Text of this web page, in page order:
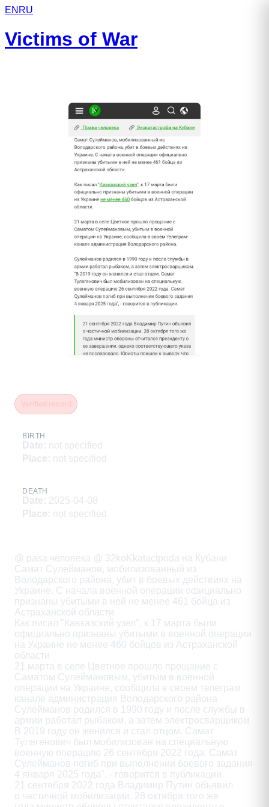
EN RU
Victims of War
BIRTH
Date: not specified
Place: not specified
DEATH
Date: 2025-04-08
Place: not specified
@ pasa человека @ 32koKkatactpoda на Кубани
Самат Сулейманов, мобилизованный из
Володарского района, убит в боевых действиях на
Украине. С начала военной операции официально
признаны убитыми в ней не менее 461 бойца из
Астраханской области
Как писал "Кавказский узел", к 17 марта были
официально признаны убитыми в военной операции
на Украине не менее 460 бойцов из Астраханской
области
21 марта в селе Цветное прошло прощание с
Саматом Сулеймановым, убитым в военной
операции на Украине, сообщила в своем телеграм
канале администрация Володарского района
Сулейманов родился в 1990 году и после службы в
армии работал рыбаком, а затем электросварщиком
В 2019 году он женился и стал отцом. Самат
Тулегенович был мобилизован на специальную
военную операцию 26 сентября 2022 года. Самат
Сулейманов погиб при выполнении боевого задания
4 января 2025 года", - говорится в публикации
21 сентября 2022 года Владимир Путин объявил
о частичной мобилизации. 28 октября того же